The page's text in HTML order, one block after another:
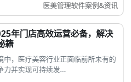
医美管理软件案例&资讯
年门店高效运营必备，解决
籍
中，医疗美容行业正面临前所未有的
力并实现可持续发...